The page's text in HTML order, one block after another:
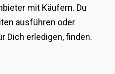
mit Käufern. Du
ausführen oder
Dich erledigen, finden.